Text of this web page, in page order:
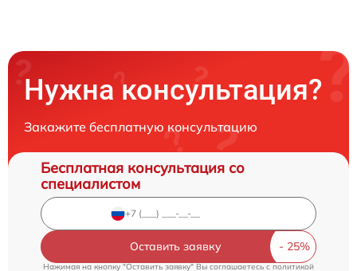
Нужна консультация?
Закажите бесплатную консультацию
Бесплатная консультация со
специалистом
Оставить заявку
Нажимая на кнопку "Оставить заявку" Вы соглашаетесь cполитикой